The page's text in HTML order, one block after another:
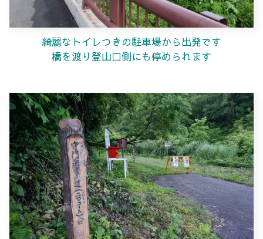
綺麗なトイレつきの駐車場から出発です
橋を渡り登山口側にも停められます